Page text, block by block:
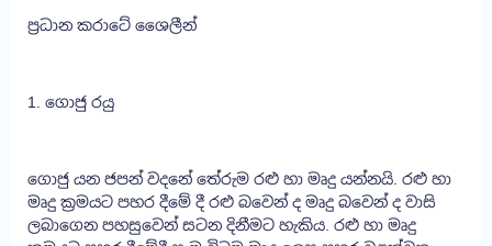
ප්‍රධාන කරාටේ ශෛලීන්
1. ගොජු රයු
ගොජු යන ජපන් වදනේ තේරුම රළු හා මෘදු යන්නයි. රළු හා
මෘදු ක්‍රමයට පහර දීමේ දී රළු බවෙන් ද මෘදු බවෙන් ද වාසි
ලබාගෙන පහසුවෙන් සටන දිනීමට හැකිය. රළු හා මෘදු